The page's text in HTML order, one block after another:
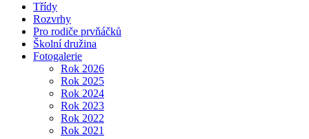
Třídy
Rozvrhy
Pro rodiče prvňáčků
Školní družina
Fotogalerie
Rok 2026
Rok 2025
Rok 2024
Rok 2023
Rok 2022
Rok 2021